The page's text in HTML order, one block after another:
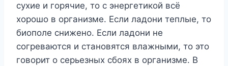
сухие и горячие, то с энергетикой всё
хорошо в организме. Если ладони теплые, то
биополе снижено. Если ладони не
согреваются и становятся влажными, то это
говорит о серьезных сбоях в организме. В